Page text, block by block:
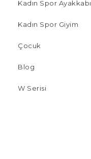
Kadın Spor Ayakkabı
Kadın Spor Giyim
Çocuk
Blog
W Serisi